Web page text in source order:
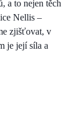
a to nejen těch
Nellis –
zjišťovat, v
je její síla a